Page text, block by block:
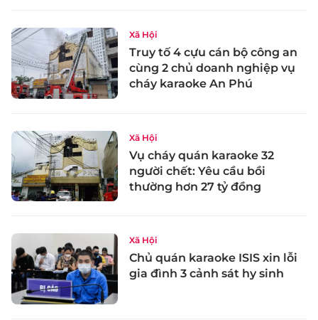
Xã Hội
Truy tố 4 cựu cán bộ công an
cùng 2 chủ doanh nghiệp vụ
cháy karaoke An Phú
Xã Hội
Vụ cháy quán karaoke 32
người chết: Yêu cầu bồi
thường hơn 27 tỷ đồng
Xã Hội
Chủ quán karaoke ISIS xin lỗi
gia đình 3 cảnh sát hy sinh